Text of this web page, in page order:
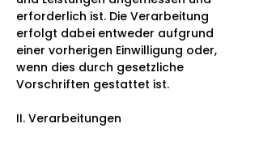
erforderlich ist. Die Verarbeitung
erfolgt dabei entweder aufgrund
einer vorherigen Einwilligung oder,
wenn dies durch gesetzliche
Vorschriften gestattet ist.
II. Verarbeitungen